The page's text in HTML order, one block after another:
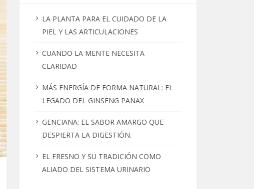
LA PLANTA PARA EL CUIDADO DE LA
PIEL Y LAS ARTICULACIONES
CUANDO LA MENTE NECESITA
CLARIDAD
MÁS ENERGÍA DE FORMA NATURAL: EL
LEGADO DEL GINSENG PANAX
GENCIANA: EL SABOR AMARGO QUE
DESPIERTA LA DIGESTIÓN.
EL FRESNO Y SU TRADICIÓN COMO
ALIADO DEL SISTEMA URINARIO